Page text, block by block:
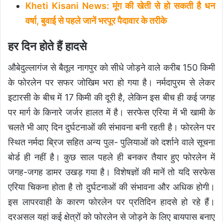
Kheti Kisani News: मूंग की खेती से हो सकती है धन
वर्षा, बुवाई से पहले जानें भरपूर पैदावार के तरीके
हर दिन होते हैं हादसे
औबेदुल्लागंज से बैतूल नागपुर को सीधे जोड़ने वाले करीब 150 किमी
के फोरलेन पर सफर जोखिम भरा हो गया है। नर्मदापुरम से लेकर
इटारसी के बीच में 17 किमी की दूरी है, लेकिन इस बीच ही कई जगह
पर मार्ग के किनारे जर्जर हालत में है। सरफेस एरिया में भी खामी के
चलते भी आए दिन दुर्घटनाओं की संभावना बनी रहती है। फोरलेन पर
स्थित नर्मदा ब्रिज सहित अन्य पुल- पुलियाओं को दर्शाने वाले सूचना
बोर्ड ही नहीं है। कुछ साल पहले ही बनकर तैयार हुए फोरलेन में
जगह-जगह डामर उखड़ गया है। विशेषज्ञों की मानें तो यदि सरफेस
एरिया चिकना होता है तो दुर्घटनाओं की संभावना और अधिक होगी।
इस लापरवाही के कारण फोरलेन पर प्रतिदिन हादसे हो रहे हैं।
दरअसल यहां कई क्षेत्रों को फोरलेन से जोड़ने के लिए बायपास बनाए